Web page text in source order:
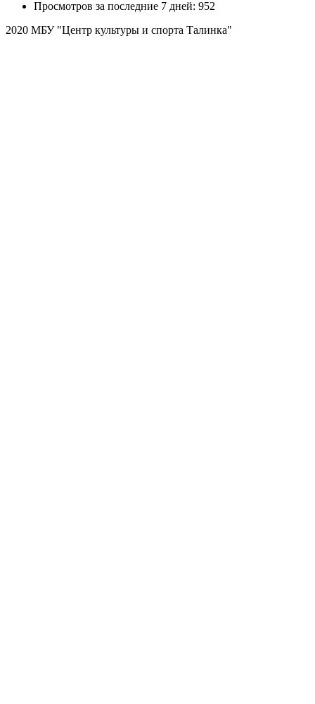
Просмотров за последние 7 дней: 952
2020 МБУ "Центр культуры и спорта Талинка"